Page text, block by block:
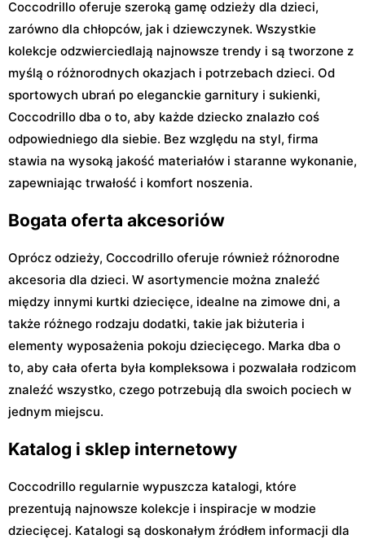
Coccodrillo oferuje szeroką gamę odzieży dla dzieci,
zarówno dla chłopców, jak i dziewczynek. Wszystkie
kolekcje odzwierciedlają najnowsze trendy i są tworzone z
myślą o różnorodnych okazjach i potrzebach dzieci. Od
sportowych ubrań po eleganckie garnitury i sukienki,
Coccodrillo dba o to, aby każde dziecko znalazło coś
odpowiedniego dla siebie. Bez względu na styl, firma
stawia na wysoką jakość materiałów i staranne wykonanie,
zapewniając trwałość i komfort noszenia.
Bogata oferta akcesoriów
Oprócz odzieży, Coccodrillo oferuje również różnorodne
akcesoria dla dzieci. W asortymencie można znaleźć
między innymi kurtki dziecięce, idealne na zimowe dni, a
także różnego rodzaju dodatki, takie jak biżuteria i
elementy wyposażenia pokoju dziecięcego. Marka dba o
to, aby cała oferta była kompleksowa i pozwalała rodzicom
znaleźć wszystko, czego potrzebują dla swoich pociech w
jednym miejscu.
Katalog i sklep internetowy
Coccodrillo regularnie wypuszcza katalogi, które
prezentują najnowsze kolekcje i inspiracje w modzie
dziecięcej. Katalogi są doskonałym źródłem informacji dla